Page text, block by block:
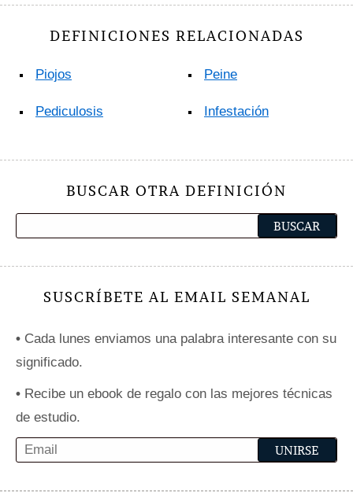
DEFINICIONES RELACIONADAS
Piojos
Pediculosis
Peine
Infestación
BUSCAR OTRA DEFINICIÓN
SUSCRÍBETE AL EMAIL SEMANAL
• Cada lunes enviamos una palabra interesante con su
significado.
• Recibe un ebook de regalo con las mejores técnicas
de estudio.